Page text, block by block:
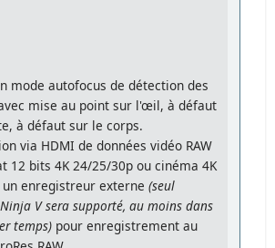
mode autofocus de détection des
mise au point sur l'œil, à défaut
à défaut sur le corps.
via HDMI de données vidéo RAW
12 bits 4K 24/25/30p ou cinéma 4K
un enregistreur externe(seul
V sera supporté, au moins dans
temps) pour enregistrement au